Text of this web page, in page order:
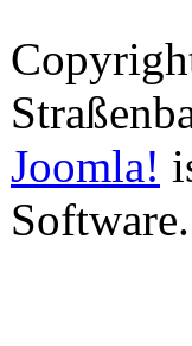
Joomla!
Software.